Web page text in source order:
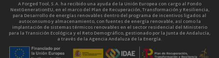
A Forged Tool, S.A. ha recibido una ayuda de la Unión Europea con cargo al Fondo
NextGenerationEU, en el marco del Plan de Recuperación, Transformación y Resiliencia,
para Desarrollo de energías renovables dentro del programa de incentivos ligados al
autoconsumo y almacenamiento, con fuentes de energía renovable, así como la
implantación de sistemas térmicos renovables en el sector residencial del Ministerio
para la Transición Ecológica y el Reto Demográfico, gestionado por la Junta de Andalucía,
a través de la Agencia Andaluza de la Energía.